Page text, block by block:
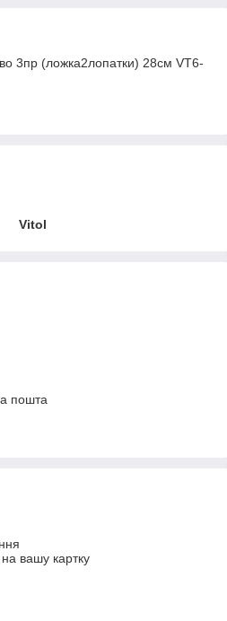
3пр (ложка2лопатки) 28см VT6-
Vitol
пошта
вашу картку